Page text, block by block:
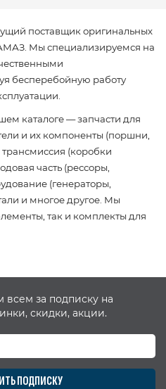
поставщик оригинальных
Мы специализируемся на
бесперебойную работу
каталоге — запчасти для
и их компоненты (поршни,
трансмиссия (коробки
часть (рессоры,
(генераторы,
и многое другое. Мы
так и комплекты для
всем за подписку на
скидки, акции.
ПОДПИСКУ